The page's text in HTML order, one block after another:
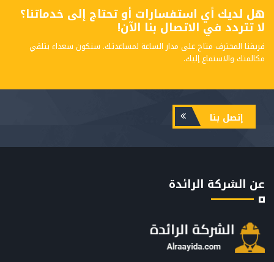
هل لديك أي استفسارات أو تحتاج إلى خدماتنا؟
لا تتردد في الاتصال بنا الآن!
فريقنا المحترف متاح على مدار الساعة لمساعدتك. سنكون سعداء بتلقي
مكالمتك والاستماع إليك.
إتصل بنا
عن الشركة الرائدة